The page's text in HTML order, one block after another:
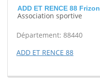
ADD ET RENCE 88 Frizon
Association sportive
Département: 88440
ADD ET RENCE 88